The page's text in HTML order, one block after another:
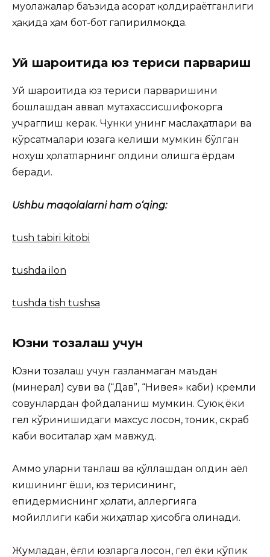
муолажалар баъзида асорат қолдираётганлиги
ҳақида ҳам бот-бот гапирилмоқда.
Уй шароитида юз териси парвариш
Уй шароитида юз териси парваришини
бошлашдан аввал мутахассисшифокорга
учрагпиш керак. Чунки унинг маслаҳатлари ва
кўрсатмалари юзага келиши мумкин бўлган
нохуш ҳолатларнинг олдини олишга ёрдам
беради.
Ushbu maqolalarni ham o‘qing:
tush tabiri kitobi
tushda ilon
tushda tish tushsa
Юзни тозалаш учун
Юзни тозалаш учун газланмаган маъдан
(минерал) суви ва (“Дав”, “Нивея» каби) кремли
совунлардан фойдаланиш мумкин. Суюқ ёки
гел кўринишидаги махсус лосон, тоник, скраб
каби воситалар ҳам мавжуд.
Аммо уларни танлаш ва қўллашдан олдин аёл
кишининг ёши, юз терисининг,
епидермиснинг ҳолати, аллергияга
мойиллиги каби жиҳатлар ҳисобга олинади.
Жумладан, ёғли юзларга лосон, гел ёки кўпик